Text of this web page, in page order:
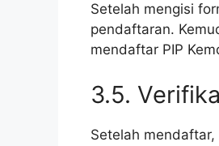
Setelah mengisi
pendaftaran.
mendaftar PIP
3.5.
Setelah